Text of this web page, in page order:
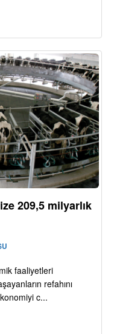
209,5 milyarlık
faaliyetleri
refahını
c...